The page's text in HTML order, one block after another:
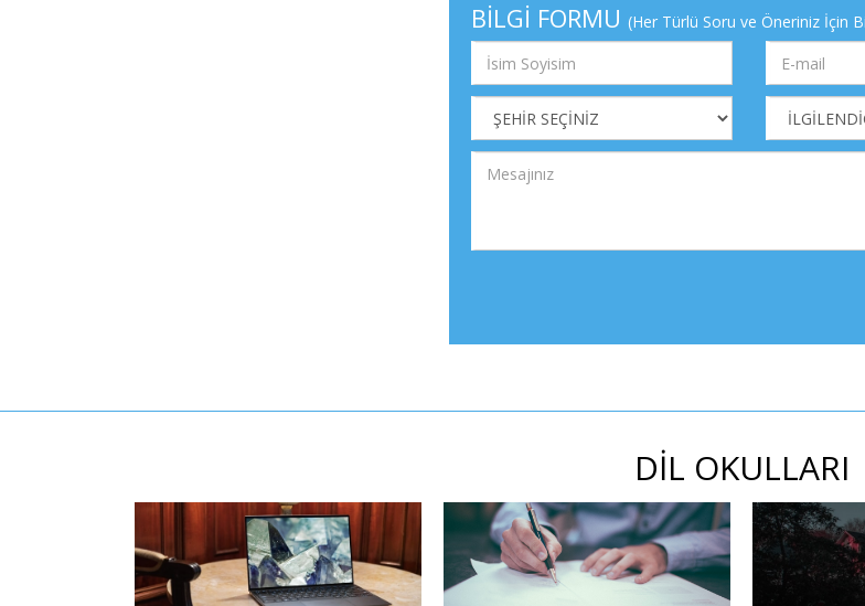
BİLGİ FORMU (Her Türlü Soru ve Öneriniz İçin
DİL OKULLARI